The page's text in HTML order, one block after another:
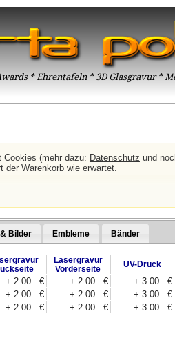
* Ehrentafeln * 3D Glasgravur *
Cookies (mehr dazu: Datenschutz und
der Warenkorb wie erwartet.
Bilder Embleme Bänder
Lasergravur
Vorderseite
UV-Druck
+ 2.00 € + 2.00 €
+ 3.00 €
+ 2.00 € + 2.00 €
+ 3.00 €
+ 2.00 € + 2.00 € + 3.00 €